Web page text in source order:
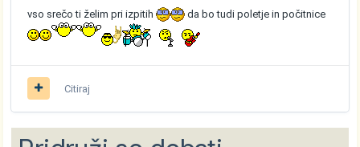
vso srečo ti želim pri izpitih da bo tudi poletje in počitnice
Citiraj